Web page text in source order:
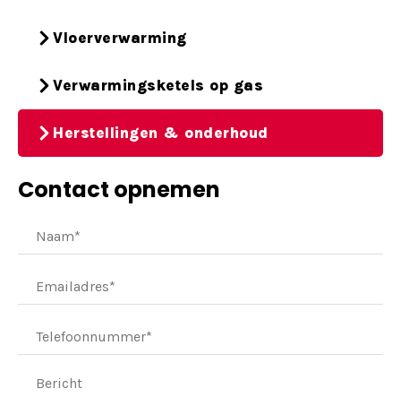
Vloerverwarming
Verwarmingsketels op gas
Herstellingen & onderhoud
Contact opnemen